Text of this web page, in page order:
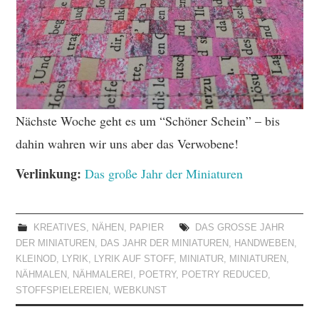
Nächste Woche geht es um “Schöner Schein” – bis
dahin wahren wir uns aber das Verwobene!
Verlinkung: Das große Jahr der Miniaturen
KREATIVES, NÄHEN , PAPIER
DAS GROSSE JAHR D
ER MINIATUREN
, DAS JAHR DER MINIATUREN , HANDWEBEN ,
KLEINOD, LYRIK, LYRIK AUF STOFF, MINIATUR, MINIATUREN ,
NÄHMALEN , NÄHMALEREI , POETRY, POETRY REDUCED,
STOFFSPIELEREIEN ,WEBKUNST